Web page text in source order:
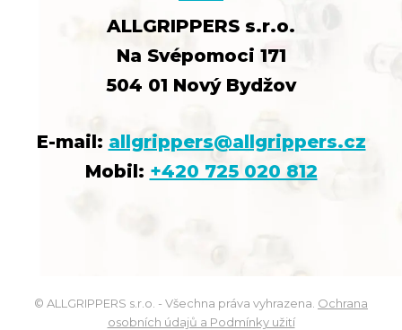
ALLGRIPPERS s.r.o.
Na Svépomoci 171
504 01 Nový Bydžov
E-mail: allgrippers@allgrippers.cz
Mobil: +420 725 020 812
© ALLGRIPPERS s.r.o. - Všechna práva vyhrazena. Ochrana
osobních údajů a Podmínky užití